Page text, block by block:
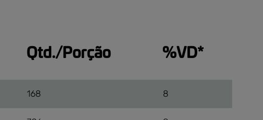
Qtd./Porção %VD*
168 8